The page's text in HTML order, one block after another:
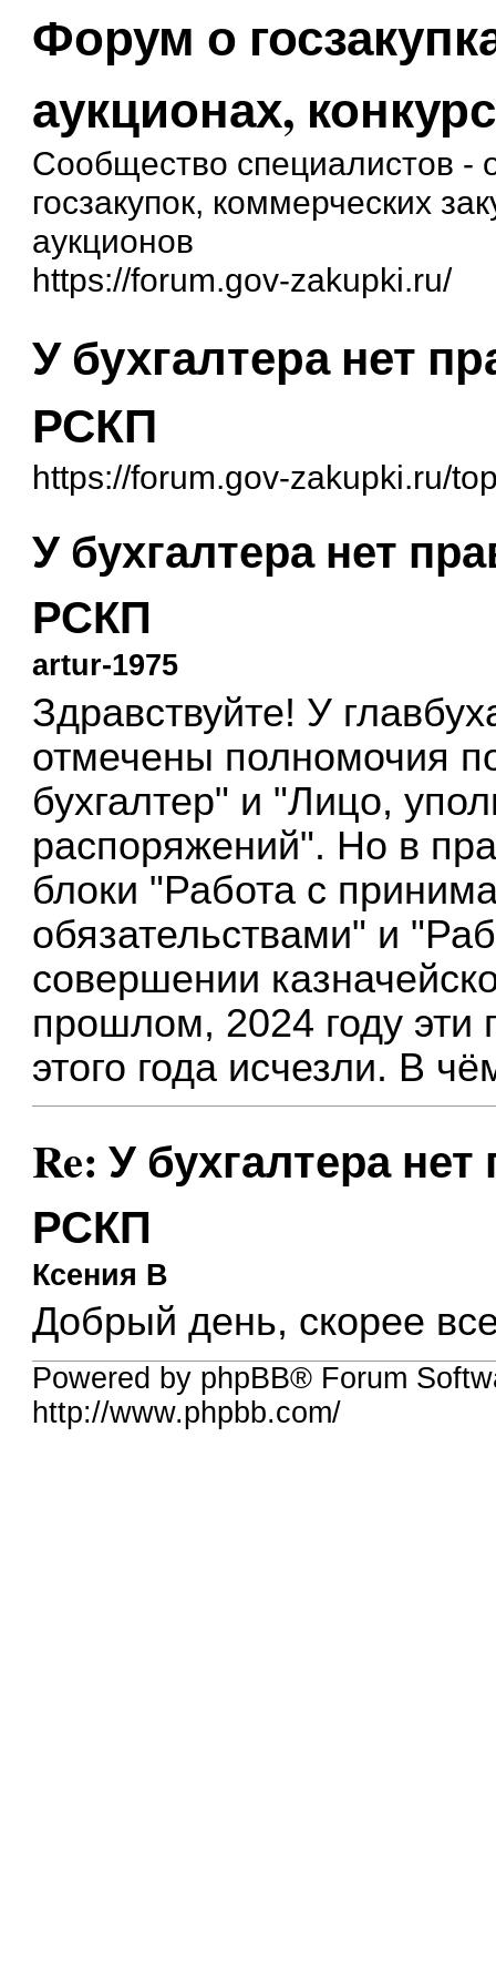
Форум о
аукционах,
Сообщество специалистов -
госзакупок, коммерческих
аукционов
https://forum.gov-zakupki.ru/
У бухгалтера нет
РСКП
https://forum.gov-zakupki.ru/
У бухгалтера нет
РСКП
artur-1975
Здравствуйте! У
отмечены полномочия
бухгалтер" и "Лицо,
распоряжений". Но в
блоки "Работа с
обязательствами" и
совершении
прошлом, 2024 году эти
этого года исчезли. В
Re: У бухгалтера
РСКП
Ксения В
Добрый день, скорее
Powered by phpBB® Forum
http://www.phpbb.com/